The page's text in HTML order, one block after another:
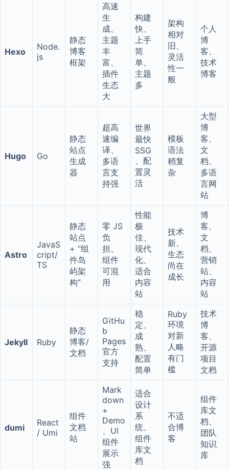
Hexo
Node.
js
静态
博客
框架
高速
生
成、
主题
丰
富、
插件
生态
大
构建
快、
上手
简
单、
主题
多
架构
相对
旧、
灵活
性一
般
个人
博
客、
技术
博客
Hugo Go
静态
站点
生成
器
超高
速编
译、
多语
言支
持强
世界
最快
SSG
、配
置灵
活
模板
语法
稍复
杂
大型
博
客、
文
档、
多语
言网
站
Astro
JavaS
cript/
TS
静态
站点
+ “组
件岛
屿架
构”
零 JS
负
担、
组件
可混
用
性能
极
佳、
现代
化、
适合
内容
站
技术
新、
生态
尚在
成长
博
客、
文
档、
营销
站、
内容
站
Jekyll Ruby
静态
博客/
文档
GitHu
b
Pages
官方
支持
稳
定、
成
熟、
配置
简单
Ruby
环境
对新
人略
有门
槛
技术
博
客、
开源
项目
文档
dumi
React
/ Umi
组件
文档
站
Mark
down
+
Demo
、UI
组件
展示
强
适合
设计
系
统、
组件
库文
档
不适
合博
客
组件
库文
档、
团队
知识
库